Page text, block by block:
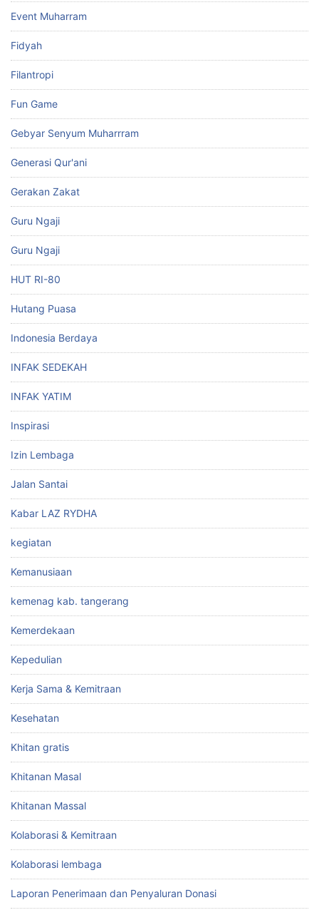
Event Muharram
Fidyah
Filantropi
Fun Game
Gebyar Senyum Muharrram
Generasi Qur'ani
Gerakan Zakat
Guru Ngaji
Guru Ngaji
HUT RI-80
Hutang Puasa
Indonesia Berdaya
INFAK SEDEKAH
INFAK YATIM
Inspirasi
Izin Lembaga
Jalan Santai
Kabar LAZ RYDHA
kegiatan
Kemanusiaan
kemenag kab. tangerang
Kemerdekaan
Kepedulian
Kerja Sama & Kemitraan
Kesehatan
Khitan gratis
Khitanan Masal
Khitanan Massal
Kolaborasi & Kemitraan
Kolaborasi lembaga
Laporan Penerimaan dan Penyaluran Donasi